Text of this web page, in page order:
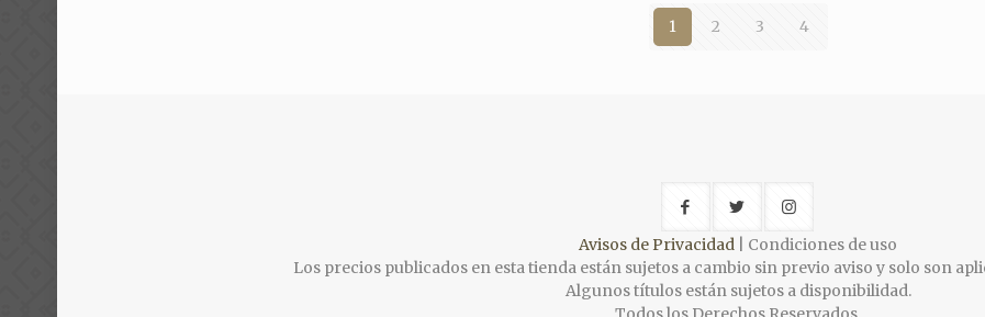
1 2 3 4
Avisos de Privacidad | Condiciones de uso
Los precios publicados en esta tienda están sujetos a cambio sin previo aviso y solo son
Algunos títulos están sujetos a disponibilidad.